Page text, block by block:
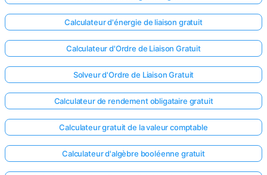
Calculateur d'énergie de liaison gratuit
Calculateur d'Ordre de Liaison Gratuit
Solveur d'Ordre de Liaison Gratuit
Calculateur de rendement obligataire gratuit
Calculateur gratuit de la valeur comptable
Calculateur d'algèbre booléenne gratuit